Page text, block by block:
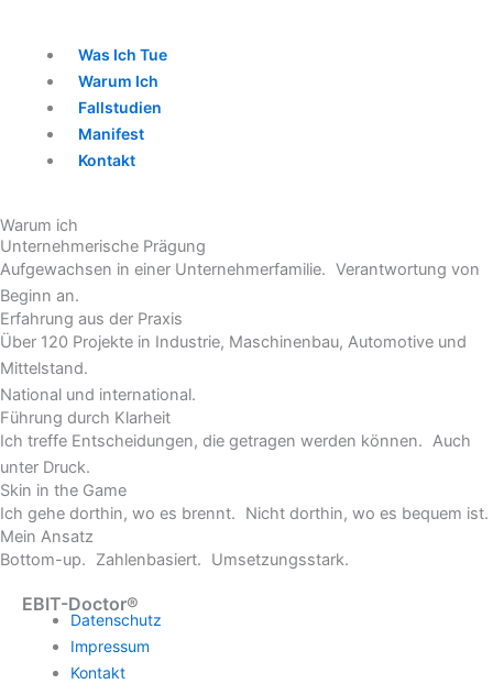
Was Ich Tue
Warum Ich
Fallstudien
Manifest
Kontakt
Warum ich
Unternehmerische Prägung
Aufgewachsen in einer Unternehmerfamilie. Verantwortung von
Beginn an.
Erfahrung aus der Praxis
Über 120 Projekte in Industrie, Maschinenbau, Automotive und
Mittelstand.
National und international.
Führung durch Klarheit
Ich treffe Entscheidungen, die getragen werden können. Auch
unter Druck.
Skin in the Game
Ich gehe dorthin, wo es brennt. Nicht dorthin, wo es bequem ist.
Mein Ansatz
Bottom-up. Zahlenbasiert. Umsetzungsstark.
EBIT-Doctor®
Datenschutz
Impressum
Kontakt